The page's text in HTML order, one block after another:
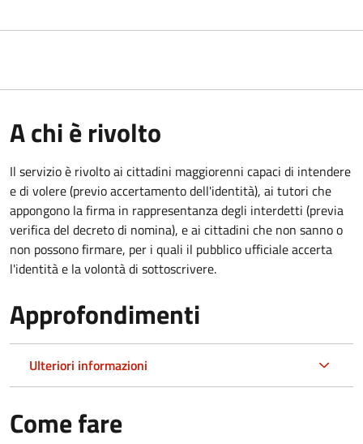
A chi è rivolto
Il servizio è rivolto ai cittadini maggiorenni capaci di intendere
e di volere (previo accertamento dell'identità), ai tutori che
appongono la firma in rappresentanza degli interdetti (previa
verifica del decreto di nomina), e ai cittadini che non sanno o
non possono firmare, per i quali il pubblico ufficiale accerta
l'identità e la volontà di sottoscrivere.
Approfondimenti
Ulteriori informazioni
Come fare